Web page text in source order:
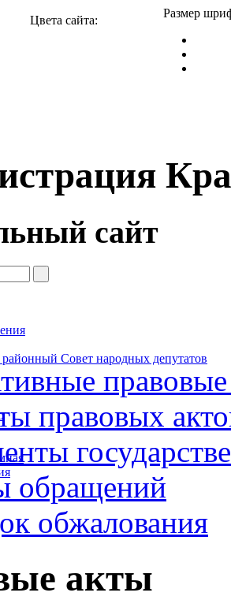
Цвета сайта:
Размер
сайт
Совет народных депутатов
правовых
обращений
обжалования
акты